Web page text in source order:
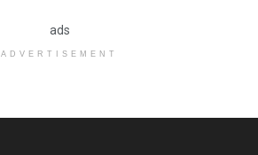
ads
ADVERTISEMENT